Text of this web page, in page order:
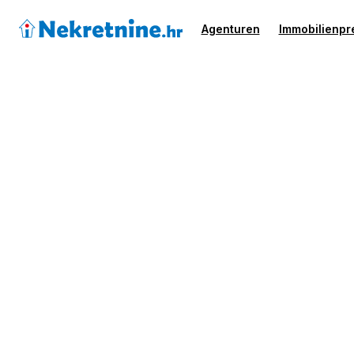
Agenturen